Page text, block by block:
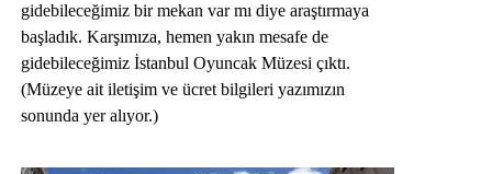
gidebileceğimiz bir mekan var mı diye araştırmaya
başladık. Karşımıza, hemen yakın mesafe de
gidebileceğimiz İstanbul Oyuncak Müzesi çıktı.
(Müzeye ait iletişim ve ücret bilgileri yazımızın
sonunda yer alıyor.)